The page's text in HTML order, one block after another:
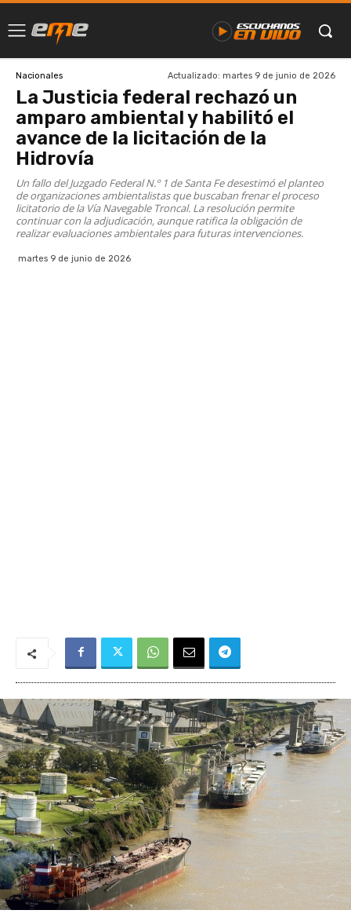
Nacionales Actualizado: martes 9 de junio de 2026
La Justicia federal rechazó un
amparo ambiental y habilitó el
avance de la licitación de la
Hidrovía
Un fallo del Juzgado Federal N.º 1 de Santa Fe desestimó el planteo
de organizaciones ambientalistas que buscaban frenar el proceso
licitatorio de la Vía Navegable Troncal. La resolución permite
continuar con la adjudicación, aunque ratifica la obligación de
realizar evaluaciones ambientales para futuras intervenciones.
martes 9 de junio de 2026